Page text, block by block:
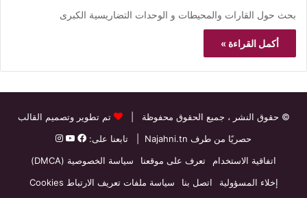
بحث حول القارات والمحيطات و الوحدات التضاريسية الكبرى
أكمل القراءة »
© حقوق النشر ، جميع الحقوق محفوظة |
تم تطوير وتصميم القالب
حصريًا من طرف Najahni.tn | تابعنا على:
اتفاقية الاستخدام
تعرف على موقعنا
سياسة الخصوصية (DMCA)
إخلاء المسؤولية
اتصل بنا سياسة ملفات تعريف الارتباط Cookies